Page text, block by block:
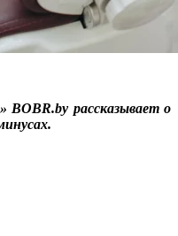
BOBR.by рассказывает о